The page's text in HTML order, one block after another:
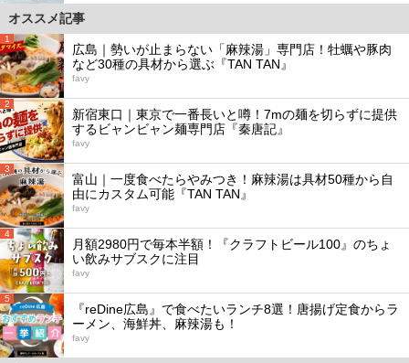
オススメ記事
1
広島｜勢いが止まらない「麻辣湯」専門店！牡蠣や豚肉
など30種の具材から選ぶ『TAN TAN』
favy
2
新宿東口｜東京で一番長いと噂！7mの麺を切らずに提供
するビャンビャン麺専門店『秦唐記』
favy
3
富山｜一度食べたらやみつき！麻辣湯は具材50種から自
由にカスタム可能『TAN TAN』
favy
4
月額2980円で毎本半額！『クラフトビール100』のちょ
い飲みサブスクに注目
favy
5
『reDine広島』で食べたいランチ8選！唐揚げ定食からラ
ーメン、海鮮丼、麻辣湯も！
favy